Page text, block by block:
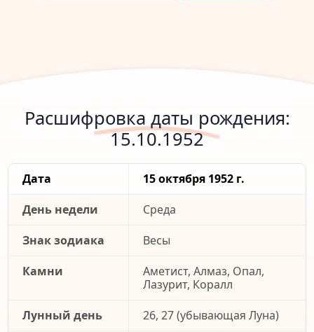
Расшифровка даты рождения:
15.10.1952
Дата
15 октября 1952 г.
День недели
Среда
Знак зодиака
Весы
Камни
Аметист, Алмаз, Опал,
Лазурит, Коралл
Лунный день
26, 27 (убывающая Луна)